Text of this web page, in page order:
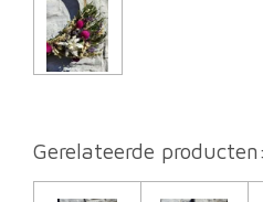
Gerelateerde producten: